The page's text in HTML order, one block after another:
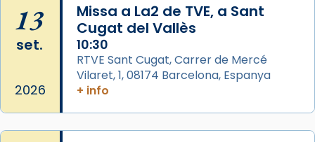
L’arquebisbe de Barcelona, el cardenal Joan
Josep Omella, ha presidit la missa i l’ha
concelebrat el bisbe auxiliar de Barcelona,
Mons. David Abadías.
📸 Dr. G. Simón
13
set.
2026
Missa a La2 de TVE, a Sant
Cugat del Vallès
10:30
RTVE Sant Cugat, Carrer de Mercé
Vilaret, 1, 08174 Barcelona, Espanya
+ info